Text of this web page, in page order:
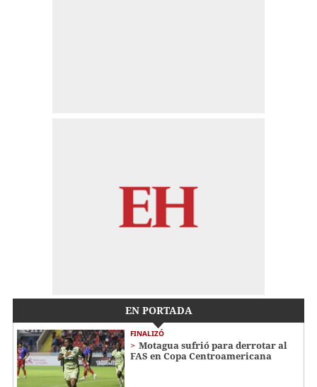
EN PORTADA
FINALIZÓ
Motagua sufrió para derrotar al
FAS en Copa Centroamericana